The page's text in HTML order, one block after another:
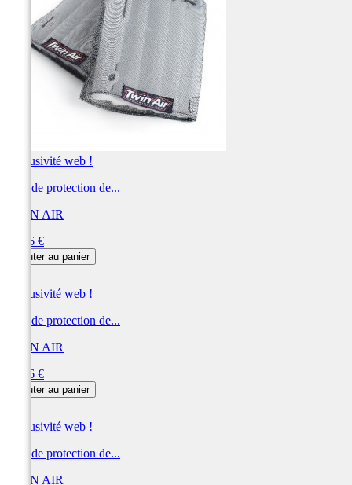
Exclusivité web !
Filet de protection de...
TWIN AIR
39,86 €
Ajouter au panier
Exclusivité web !
Filet de protection de...
TWIN AIR
39,86 €
Ajouter au panier
Exclusivité web !
Filet de protection de...
TWIN AIR